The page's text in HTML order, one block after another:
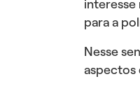
para a
Nesse
aspectos